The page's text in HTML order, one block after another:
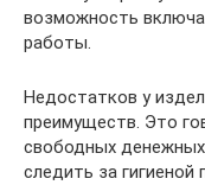
возможность
работы.
Недостатков у
преимуществ. Это
свободных
следить за гигиеной